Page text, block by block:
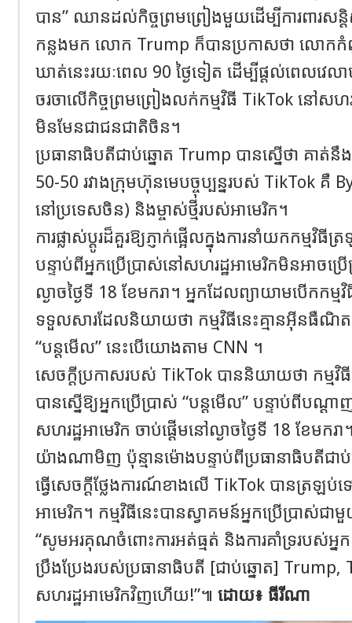
បាន” ឈានដល់កិច្ចព្រមព្រៀងមួយដើម្បីការពារសន្
កន្លងមក លោក Trump ក៏បានប្រកាសថា លោកកំ
ឃាត់នេះរយៈពេល 90 ថ្ងៃទៀត ដើម្បីផ្តល់ពេលវេល
ចរចាលើកិច្ចព្រមព្រៀងលក់កម្មវិធី TikTok នៅសហរ
មិនមែនជាជនជាតិចិន។
ប្រធានាធិបតីជាប់ឆ្នោត Trump បានស្នើថា គាត់នឹង
50-50 រវាងក្រុមហ៊ុនមេបច្ចុប្បន្នរបស់ TikTok គឺ
នៅប្រទេសចិន) និងម្ចាស់ថ្មីរបស់អាមេរិក។
ការផ្លាស់ប្តូរដ៏គួរឱ្យភ្ញាក់ផ្អើលក្នុងការនាំយកកម្ម
បន្ទាប់ពីអ្នកប្រើប្រាស់នៅសហរដ្ឋអាមេរិកមិនអាចប្រ
ល្ងាចថ្ងៃទី 18 ខែមករា។ អ្នកដែលព្យាយាមបើកកម្
ទទួលសារដែលនិយាយថា កម្មវិធីនេះគ្មានអុីនធឺណិ
“បន្តមើល” នេះបើយោងតាម CNN ។
សេចក្តីប្រកាសរបស់ TikTok បាននិយាយថា កម្ម
បានស្នើឱ្យអ្នកប្រើប្រាស់ “បន្តមើល” បន្ទាប់ពីប
សហរដ្ឋអាមេរិក ចាប់ផ្តើមនៅល្ងាចថ្ងៃទី 18 ខែមករា
យ៉ាងណាមិញ ប៉ុន្មានម៉ោងបន្ទាប់ពីប្រធានាធិបតីជា
ធ្វើសេចក្តីថ្លែងការណ៍ខាងលើ TikTok បានត្រឡប់ទ
អាមេរិក។ កម្មវិធីនេះបានស្វាគមន៍អ្នកប្រើប្រាស់
“សូមអរគុណចំពោះការអត់ធ្មត់ និងការគាំទ្ររបស់អ្
ប្រឹងប្រែងរបស់ប្រធានាធិបតី [ជាប់ឆ្នោត]
សហរដ្ឋអាមេរិកវិញហើយ!”៕ ដោយ៖ ធីរីណា